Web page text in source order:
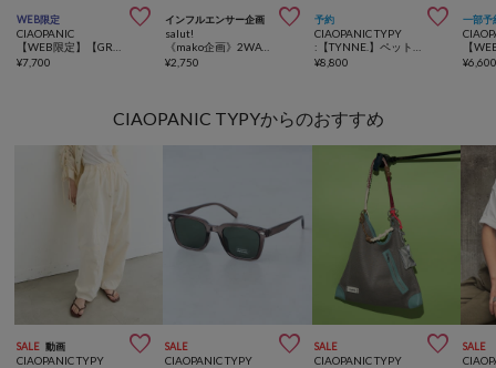
WEB限定 
CIAOPANIC
【WEB限定】【GRAIN/グレイン】チャーム付きバイカラーハンドバッグ
¥7,700
インフルエンサー企画 
salut!
《mako企画》2WAYドローストリングバッグ
¥2,750
予約 
CIAOPANIC TYPY
:【TYNNE.】ペットボトル収納可能/コンチョポーチ付き配色レザーバッグ
¥8,800
一部予
¥
CIAOPANIC TYPYからのおすすめ
SALE 動画 
CIAOPANIC TYPY
SALE 
CIAOPANIC TYPY
SALE 
CIAOPANIC TYPY
SALE